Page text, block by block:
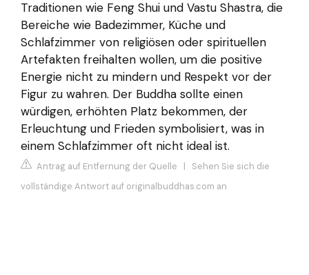
Traditionen wie Feng Shui und Vastu Shastra, die
Bereiche wie Badezimmer, Küche und
Schlafzimmer von religiösen oder spirituellen
Artefakten freihalten wollen, um die positive
Energie nicht zu mindern und Respekt vor der
Figur zu wahren. Der Buddha sollte einen
würdigen, erhöhten Platz bekommen, der
Erleuchtung und Frieden symbolisiert, was in
einem Schlafzimmer oft nicht ideal ist.
Antrag auf Entfernung der Quelle | Sehen Sie sich die
vollständige Antwort auf originalbuddhas.com an